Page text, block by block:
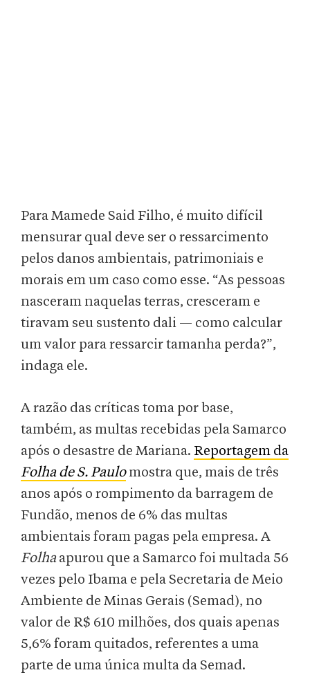
Para Mamede Said Filho, é muito difícil
mensurar qual deve ser o ressarcimento
pelos danos ambientais, patrimoniais e
morais em um caso como esse. “As pessoas
nasceram naquelas terras, cresceram e
tiravam seu sustento dali — como calcular
um valor para ressarcir tamanha perda?”,
indaga ele.
A razão das críticas toma por base,
também, as multas recebidas pela Samarco
após o desastre de Mariana. Reportagem da
Folha de S. Paulomostra que, mais de três
anos após o rompimento da barragem de
Fundão, menos de 6% das multas
ambientais foram pagas pela empresa. A
Folha apurou que a Samarco foi multada 56
vezes pelo Ibama e pela Secretaria de Meio
Ambiente de Minas Gerais (Semad), no
valor de R$ 610 milhões, dos quais apenas
5,6% foram quitados, referentes a uma
parte de uma única multa da Semad.